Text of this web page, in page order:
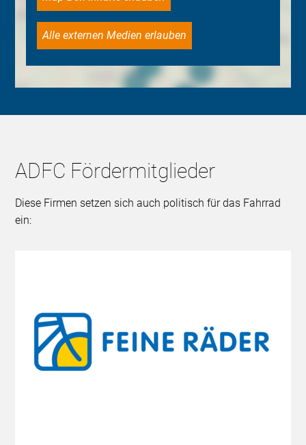
Alle externen Medien erlauben
ADFC Fördermitglieder
Diese Firmen setzen sich auch politisch für das Fahrrad
ein: